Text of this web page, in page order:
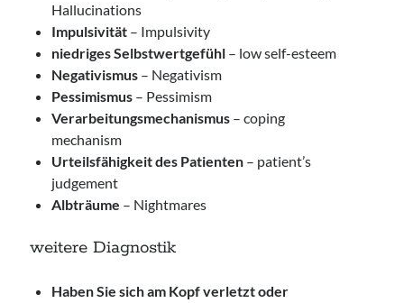
Hallucinations
Impulsivität – Impulsivity
niedriges Selbstwertgefühl – low self-esteem
Negativismus – Negativism
Pessimismus – Pessimism
Verarbeitungsmechanismus – coping
mechanism
Urteilsfähigkeit des Patienten – patient’s
judgement
Albträume – Nightmares
weitere Diagnostik
Haben Sie sich am Kopf verletzt oder